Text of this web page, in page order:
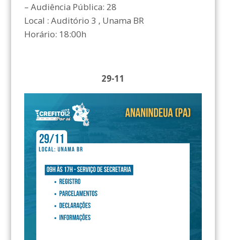
– Audiência Pública: 28
Local : Auditório 3 , Unama BR
Horário: 18:00h
29-11